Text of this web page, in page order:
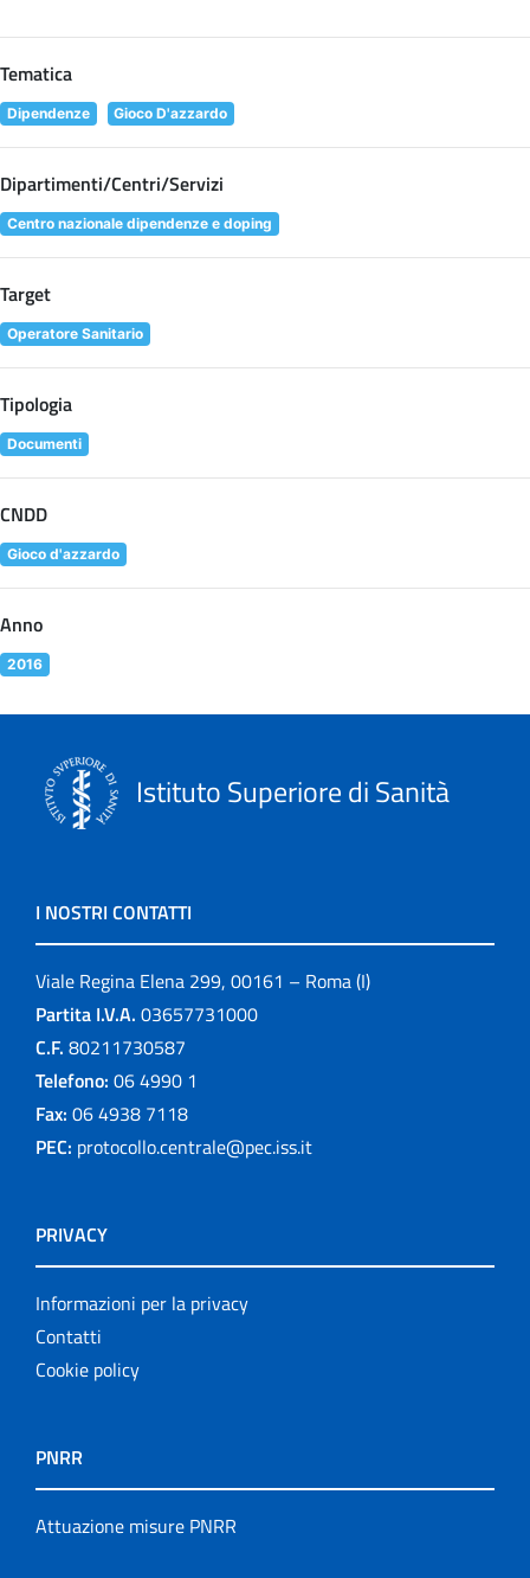
Tematica
Dipendenze Gioco D'azzardo
Dipartimenti/Centri/Servizi
Centro nazionale dipendenze e doping
Target
Operatore Sanitario
Tipologia
Documenti
CNDD
Gioco d'azzardo
Anno
2016
Istituto Superiore di Sanità
I NOSTRI CONTATTI
Viale Regina Elena 299, 00161 – Roma (I)
Partita I.V.A. 03657731000
C.F. 80211730587
Telefono: 06 4990 1
Fax: 06 4938 7118
PEC: protocollo.centrale@pec.iss.it
PRIVACY
Informazioni per la privacy
Contatti
Cookie policy
PNRR
Attuazione misure PNRR